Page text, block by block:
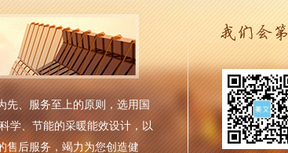
先、服务至上的原则，选用国
学、节能的采暖能效设计，以
售后服务，竭力为您创造健